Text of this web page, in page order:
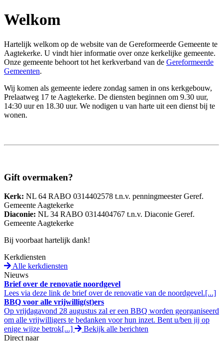
Welkom
Hartelijk welkom op de website van de Gereformeerde Gemeente te
Aagtekerke. U vindt hier informatie over onze kerkelijke gemeente.
Onze gemeente behoort tot het kerkverband van de Gereformeerde
Gemeenten.
Wij komen als gemeente iedere zondag samen in ons kerkgebouw,
Prelaatweg 17 te Aagtekerke. De diensten beginnen om 9.30 uur,
14:30 uur en 18.30 uur. We nodigen u van harte uit een dienst bij te
wonen.
Gift overmaken?
Kerk: NL 64 RABO 0314402578 t.n.v. penningmeester Geref.
Gemeente Aagtekerke
Diaconie: NL 34 RABO 0314404767 t.n.v. Diaconie Geref.
Gemeente Aagtekerke
Bij voorbaat hartelijk dank!
Kerkdiensten
Alle kerkdiensten
Nieuws
Brief over de renovatie noordgevel
Lees via deze link de brief over de renovatie van de noordgevel.[...]
BBQ voor alle vrijwillig(st)ers
Op vrijdagavond 28 augustus zal er een BBQ worden georganiseerd
om alle vrijwilligers te bedanken voor hun inzet. Bent u/ben jij op
enige wijze betrok[...]
Bekijk alle berichten
Direct naar